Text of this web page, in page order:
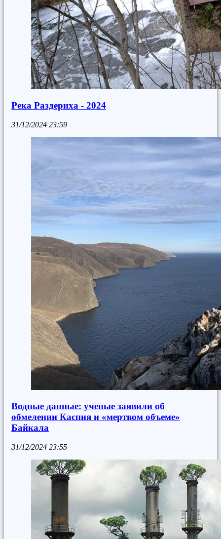
Река Раздериха - 2024
31/12/2024 23:59
Водные данные: ученые заявили об
обмелении Каспия и «мертвом объеме»
Байкала
31/12/2024 23:55